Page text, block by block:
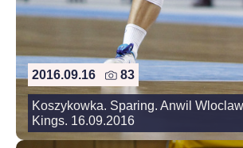
2016.09.16 83
Koszykowka. Sparing. Anwil
Kings. 16.09.2016